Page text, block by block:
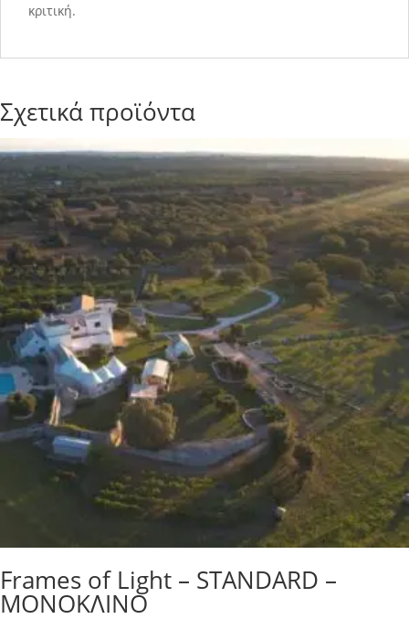
κριτική.
Σχετικά προϊόντα
Frames of Light – STANDARD –
ΜΟΝΟΚΛΙΝΟ